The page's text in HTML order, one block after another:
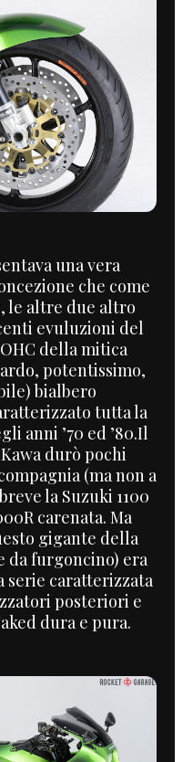
una vera
che come
le altre due altro
evuluzioni del
della mitica
potentissimo,
bialbero
tutta la
anni ’70 ed ’80.Il
durò pochi
(ma non a
la Suzuki 1100
carenata. Ma
gigante della
da furgoncino) era
serie caratterizzata
posteriori e
dura e pura.